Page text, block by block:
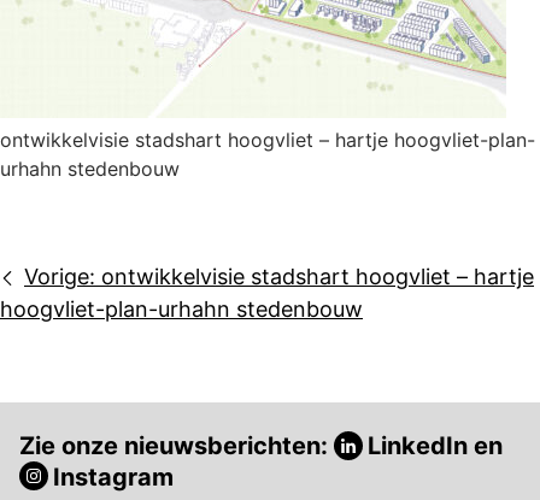
ontwikkelvisie stadshart hoogvliet – hartje hoogvliet-plan-
urhahn stedenbouw
Bericht
navigatie
Vorige: ontwikkelvisie stadshart hoogvliet – hartje
hoogvliet-plan-urhahn stedenbouw
Zie onze nieuwsberichten: LinkedIn en
Instagram